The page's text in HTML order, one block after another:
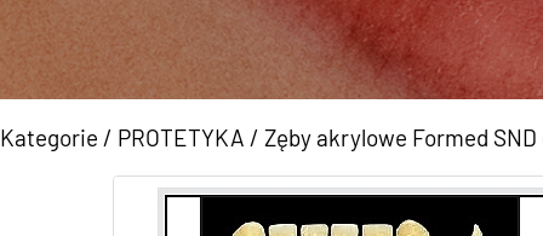
Kategorie / PROTETYKA / Zęby akrylowe Formed